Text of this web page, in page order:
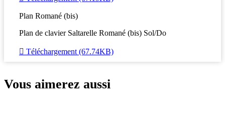
Plan Romané (bis)
Plan de clavier Saltarelle Romané (bis) Sol/Do
 Téléchargement (67.74KB)
Vous aimerez aussi